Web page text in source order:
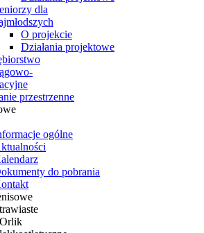
dla
O projekcie
Działania projektowe
przestrzenne
ogólne
do pobrania